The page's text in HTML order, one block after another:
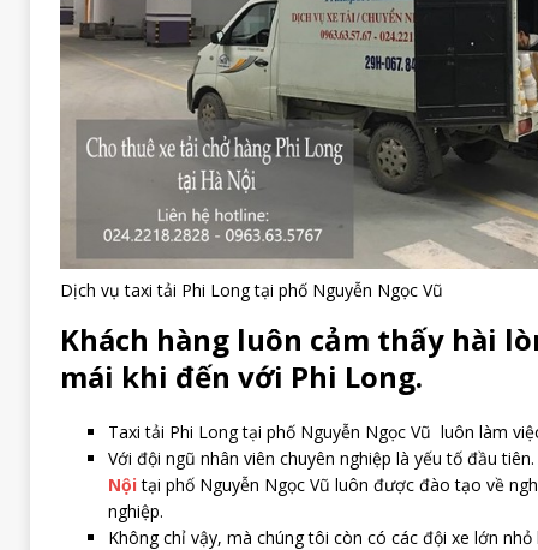
Dịch vụ taxi tải Phi Long tại phố Nguyễn Ngọc Vũ
Khách hàng luôn cảm thấy hài
mái khi đến với Phi Long.
Taxi tải Phi Long tại phố Nguyễn Ngọc Vũ luôn làm
Với đội ngũ nhân viên chuyên nghiệp là yếu tố đầu
Nội tại phố Nguyễn Ngọc Vũ luôn được đào tạo về
nghiệp.
Không chỉ vậy, mà chúng tôi còn có các đội xe lớn